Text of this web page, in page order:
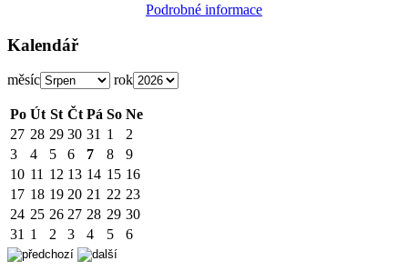
Podrobné informace
Kalendář
měsíc rok
Po Út St Čt Pá So Ne
27 28 29 30 31 1
2
3
4 5 6 7 8
9
10 11 12 13 14 15 16
17 18 19 20 21 22 23
24 25 26 27 28 29 30
31 1 2 3 4 5 6